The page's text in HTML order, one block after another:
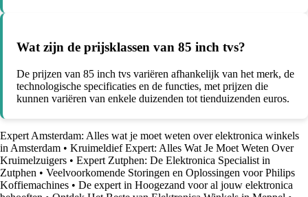
Wat zijn de prijsklassen van 85 inch tvs?
De prijzen van 85 inch tvs variëren afhankelijk van het merk, de
technologische specificaties en de functies, met prijzen die
kunnen variëren van enkele duizenden tot tienduizenden euros.
Expert Amsterdam: Alles wat je moet weten over elektronica winkels
in Amsterdam • Kruimeldief Expert: Alles Wat Je Moet Weten Over
Kruimelzuigers • Expert Zutphen: De Elektronica Specialist in
Zutphen • Veelvoorkomende Storingen en Oplossingen voor Philips
Koffiemachines • De expert in Hoogezand voor al jouw elektronica